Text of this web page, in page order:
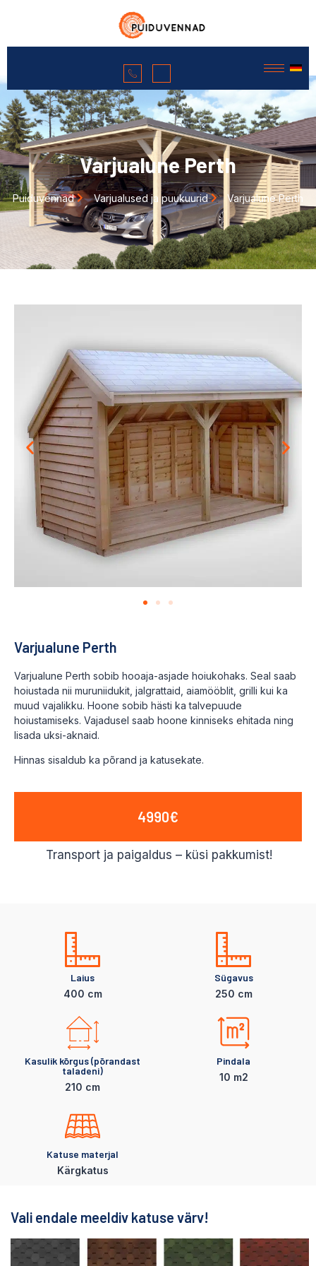
Varjualune Perth
Puiduvennad Varjualused ja puukuurid Varjualune Perth
Varjualune Perth
Varjualune Perth sobib hooaja-asjade hoiukohaks. Seal saab
hoiustada nii muruniidukit, jalgrattaid, aiamööblit, grilli kui ka
muud vajalikku. Hoone sobib hästi ka talvepuude
hoiustamiseks. Vajadusel saab hoone kinniseks ehitada ning
lisada uksi-aknaid.
Hinnas sisaldub ka põrand ja katusekate.
4990€
Transport ja paigaldus – küsi pakkumist!
Laius
400 cm
Sügavus
250 cm
Kasulik kõrgus (põrandast
taladeni)
210 cm
Pindala
10 m2
Katuse materjal
Kärgkatus
Vali endale meeldiv katuse värv!